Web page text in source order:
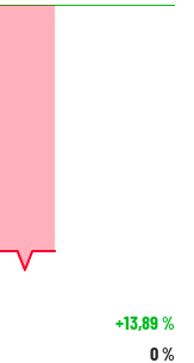
+13,89%
0%